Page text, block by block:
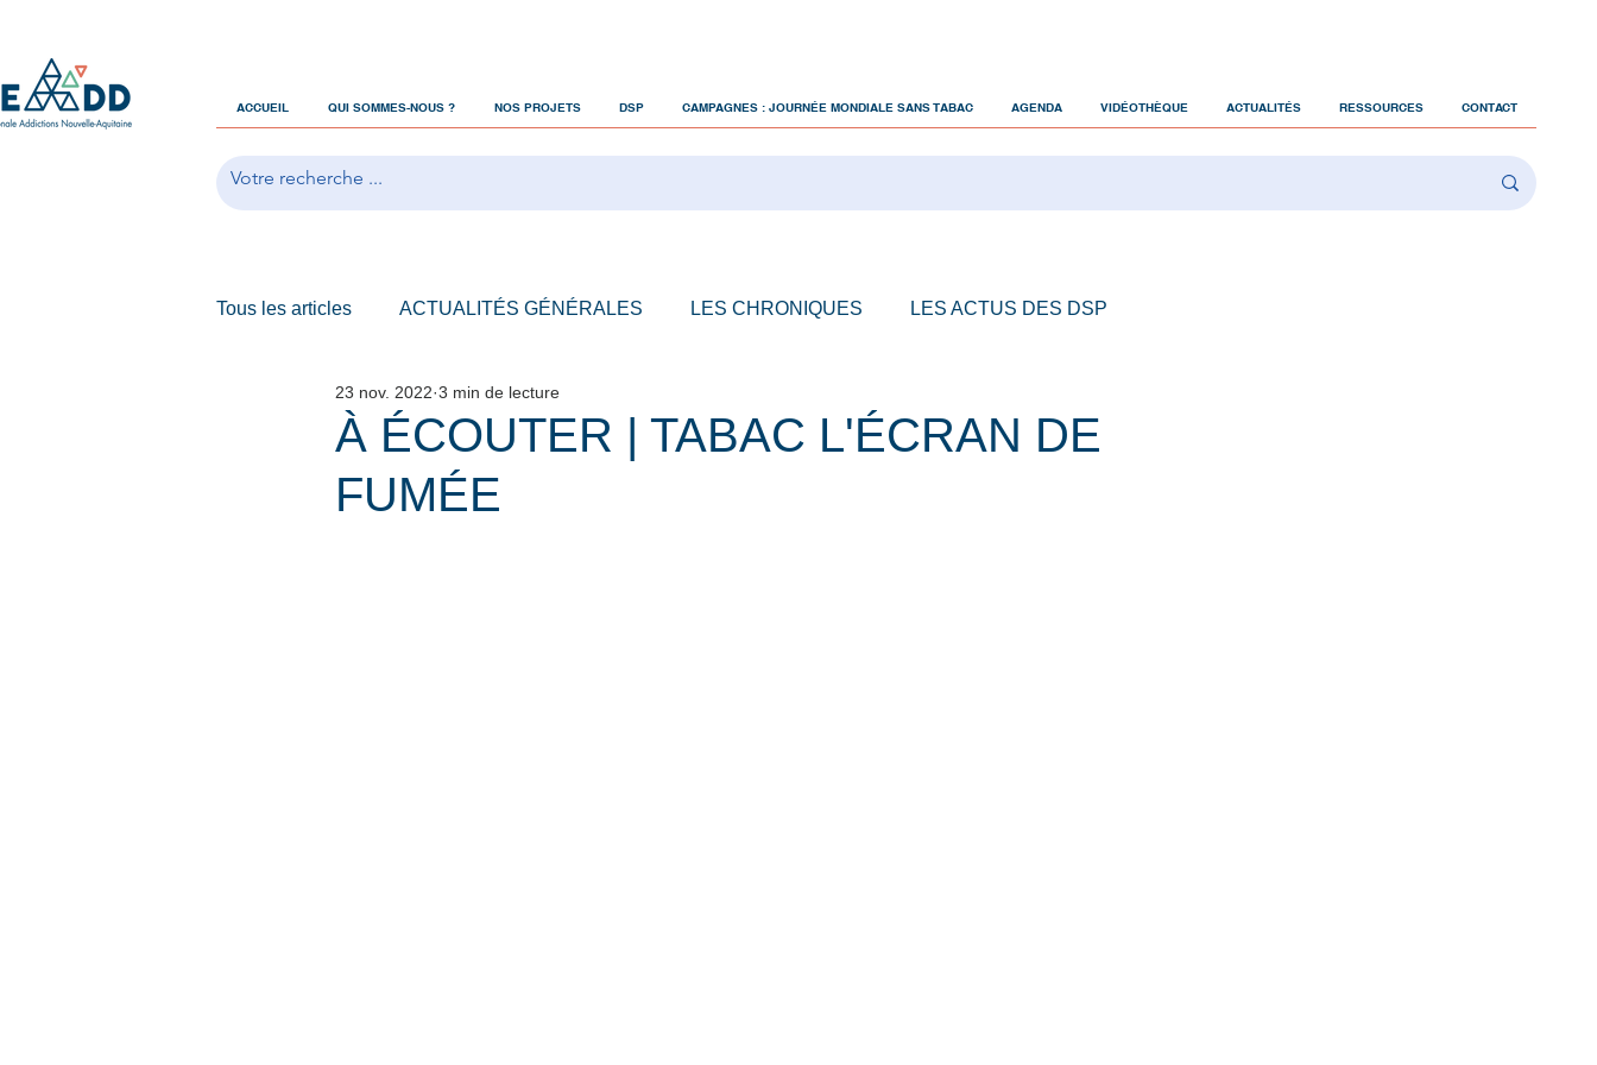
ACCUEIL QUI SOMMES-NOUS ? NOS PROJETS DSP CAMPAGNES : JOURNÉE MONDIALE SANS TABAC AGENDA VIDÉOTHÈQUE ACTUALITÉS RESSOURCES CONTACT
Tous les articles ACTUALITÉS GÉNÉRALES LES CHRONIQUES LES ACTUS DES DSP
OFFRES D'EMPLOIS
À ÉCOUTER | TABAC L'ÉCRAN DE
FUMÉE
23 nov. 2022 3 min de lecture